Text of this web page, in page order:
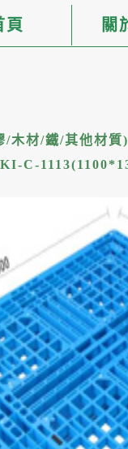
頁 關
/木材/鐵/其他材質)
C-